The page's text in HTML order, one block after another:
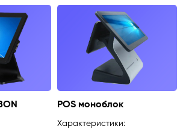
POS моноблок
Характеристики: